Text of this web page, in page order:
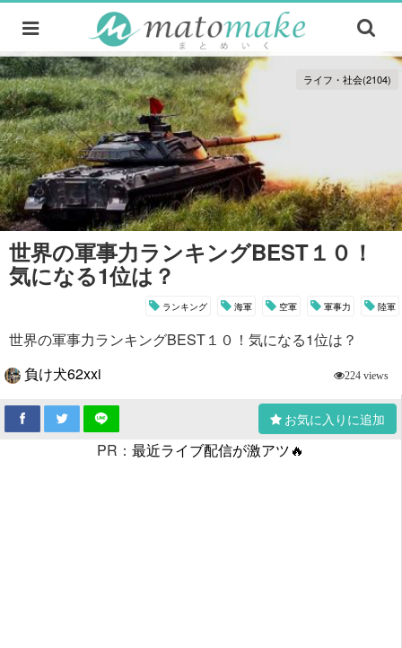
ライフ・社会(2104)
世界の軍事力ランキングBEST１０！
気になる1位は？
ランキング 海軍 空軍 軍事力 陸軍
世界の軍事力ランキングBEST１０！気になる1位は？
負け犬62xxi
224 views
お気に入りに追加
PR： 最近ライブ配信が激アツ🔥